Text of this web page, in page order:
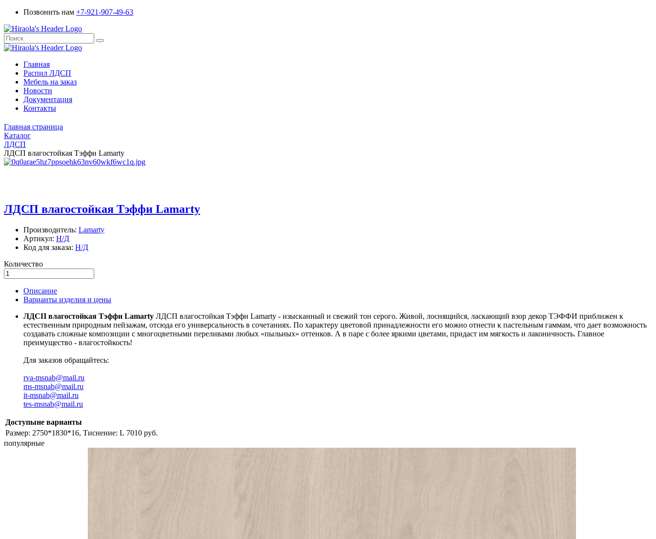
Позвонить нам +7-921-907-49-63
Главная
Распил ЛДСП
Мебель на заказ
Новости
Документация
Контакты
Главная страница
Каталог
ЛДСП
ЛДСП влагостойкая Тэффи Lamarty
ЛДСП влагостойкая Тэффи Lamarty
Производитель: Lamarty
Артикул: Н/Д
Код для заказа: Н/Д
Количество
Описание
Варианты изделия и цены
ЛДСП влагостойкая Тэффи Lamarty ЛДСП влагостойкая Тэффи Lamarty - изысканный и свежий тон серого. Живой, лоснящийся, ласкающий взор декор ТЭФФИ приближен к
естественным природным пейзажам, отсюда его универсальность в сочетаниях. По характеру цветовой принадлежности его можно отнести к пастельным гаммам, что дает возможность
создавать сложные композиции с многоцветными переливами любых «пыльных» оттенков. А в паре с более яркими цветами, придаст им мягкость и лаконичность. Главное
преимущество - влагостойкость!
Для заказов обращайтесь:
rva-msnab@mail.ru
ms-msnab@mail.ru
it-msnab@mail.ru
tes-msnab@mail.ru
Доступыне варианты
Размер: 2750*1830*16, Тиснение: L 7010 руб.
популярные